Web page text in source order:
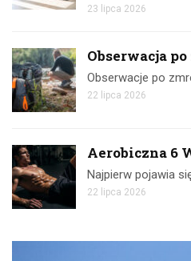
23 lipca 2026
Obserwacja
Obserwacje po
22 lipca 2026
Aerobiczna 6
Najpierw pojawia
22 lipca 2026